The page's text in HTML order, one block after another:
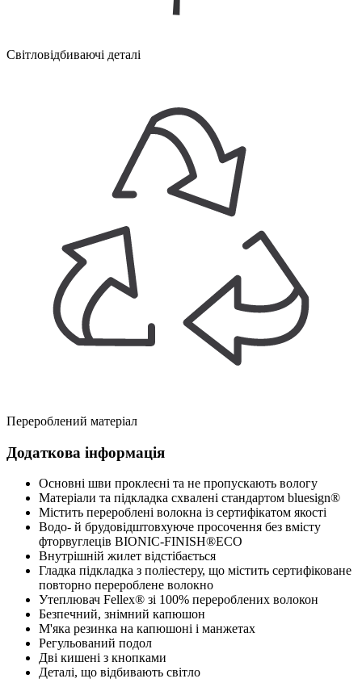
Світловідбиваючі деталі
Перероблений матеріал
Додаткова інформація
Основні шви проклеєні та не пропускають вологу
Матеріали та підкладка схвалені стандартом bluesign®
Містить перероблені волокна із сертифікатом якості
Водо- й брудовідштовхуюче просочення без вмісту
фторвуглеців BIONIC-FINISH®ECO
Внутрішній жилет відстібається
Гладка підкладка з поліестеру, що містить сертифіковане
повторно перероблене волокно
Утеплювач Fellex® зі 100% перероблених волокон
Безпечний, знімний капюшон
М'яка резинка на капюшоні і манжетах
Регульований подол
Дві кишені з кнопками
Деталі, що відбивають світло